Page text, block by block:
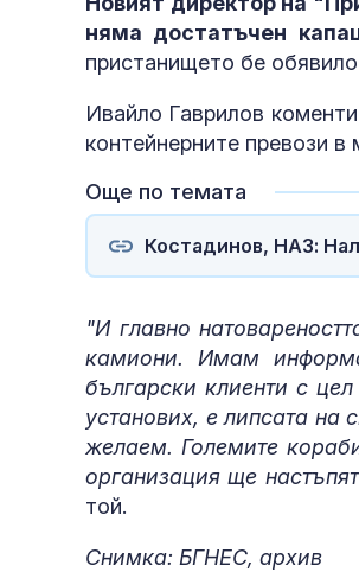
няма достатъчен
пристанището бе
Ивайло Гаврилов
контейнерните превози
Още по темата
Костадинов, НАЗ:
"И главно
камиони. Имам
български клиенти с
установих, е липсата
желаем. Големите
организация ще
той.
Снимка: БГНЕС, архив